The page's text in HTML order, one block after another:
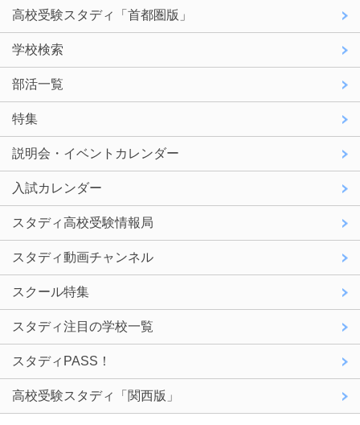
高校受験スタディ「首都圏版」
学校検索
部活一覧
特集
説明会・イベントカレンダー
入試カレンダー
スタディ高校受験情報局
スタディ動画チャンネル
スクール特集
スタディ注目の学校一覧
スタディPASS！
高校受験スタディ「関西版」